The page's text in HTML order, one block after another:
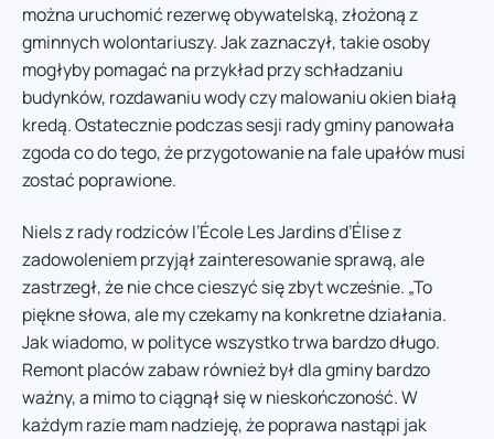
można uruchomić rezerwę obywatelską, złożoną z
gminnych wolontariuszy. Jak zaznaczył, takie osoby
mogłyby pomagać na przykład przy schładzaniu
budynków, rozdawaniu wody czy malowaniu okien białą
kredą. Ostatecznie podczas sesji rady gminy panowała
zgoda co do tego, że przygotowanie na fale upałów musi
zostać poprawione.
Niels z rady rodziców l’École Les Jardins d’Élise z
zadowoleniem przyjął zainteresowanie sprawą, ale
zastrzegł, że nie chce cieszyć się zbyt wcześnie. „To
piękne słowa, ale my czekamy na konkretne działania.
Jak wiadomo, w polityce wszystko trwa bardzo długo.
Remont placów zabaw również był dla gminy bardzo
ważny, a mimo to ciągnął się w nieskończoność. W
każdym razie mam nadzieję, że poprawa nastąpi jak